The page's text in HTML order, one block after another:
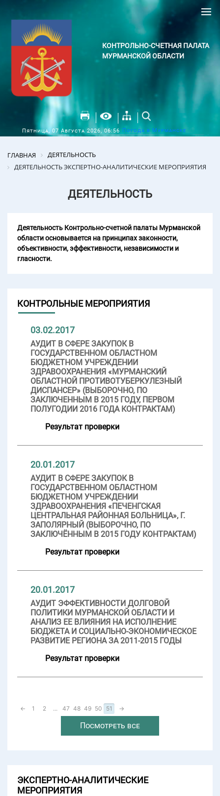
КОНТРОЛЬНО-СЧЕТНАЯ ПАЛАТА
МУРМАНСКОЙ ОБЛАСТИ
Пятница, 07 Августа 2026, 06:56 Погода в Мурманске
ГЛАВНАЯ
ДЕЯТЕЛЬНОСТЬ
ДЕЯТЕЛЬНОСТЬ ЭКСПЕРТНО-АНАЛИТИЧЕСКИЕ МЕРОПРИЯТИЯ
ДЕЯТЕЛЬНОСТЬ
Деятельность Контрольно-счетной палаты Мурманской
области основывается на принципах законности,
объективности, эффективности, независимости и
гласности.
КОНТРОЛЬНЫЕ МЕРОПРИЯТИЯ
03.02.2017
АУДИТ В СФЕРЕ ЗАКУПОК В
ГОСУДАРСТВЕННОМ ОБЛАСТНОМ
БЮДЖЕТНОМ УЧРЕЖДЕНИИ
ЗДРАВООХРАНЕНИЯ «МУРМАНСКИЙ
ОБЛАСТНОЙ ПРОТИВОТУБЕРКУЛЕЗНЫЙ
ДИСПАНСЕР» (ВЫБОРОЧНО, ПО
ЗАКЛЮЧЕННЫМ В 2015 ГОДУ, ПЕРВОМ
ПОЛУГОДИИ 2016 ГОДА КОНТРАКТАМ)
Результат проверки
20.01.2017
АУДИТ В СФЕРЕ ЗАКУПОК В
ГОСУДАРСТВЕННОМ ОБЛАСТНОМ
БЮДЖЕТНОМ УЧРЕЖДЕНИИ
ЗДРАВООХРАНЕНИЯ «ПЕЧЕНГСКАЯ
ЦЕНТРАЛЬНАЯ РАЙОННАЯ БОЛЬНИЦА», Г.
ЗАПОЛЯРНЫЙ (ВЫБОРОЧНО, ПО
ЗАКЛЮЧЁННЫМ В 2015 ГОДУ КОНТРАКТАМ)
Результат проверки
20.01.2017
АУДИТ ЭФФЕКТИВНОСТИ ДОЛГОВОЙ
ПОЛИТИКИ МУРМАНСКОЙ ОБЛАСТИ И
АНАЛИЗ ЕЕ ВЛИЯНИЯ НА ИСПОЛНЕНИЕ
БЮДЖЕТА И СОЦИАЛЬНО-ЭКОНОМИЧЕСКОЕ
РАЗВИТИЕ РЕГИОНА ЗА 2011-2015 ГОДЫ
Результат проверки
← 1 2 ... 47 48 49 50 51 →
Посмотреть все
ЭКСПЕРТНО-АНАЛИТИЧЕСКИЕ
МЕРОПРИЯТИЯ